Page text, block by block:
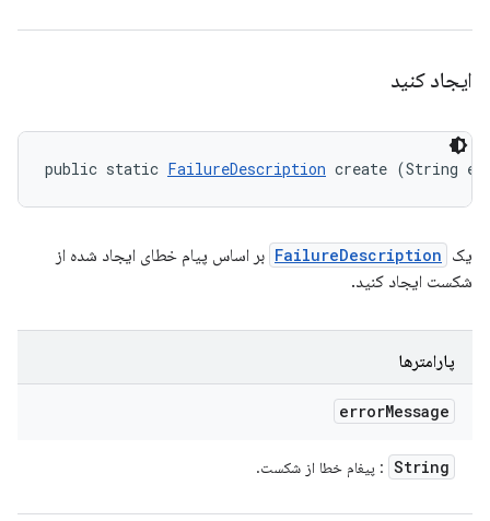
ایجاد کنید
public static FailureDescription create (String
یک FailureDescription بر اساس پیام خطای ایجاد شده از
شکست ایجاد کنید.
پارامترها
errorMessage
String : پیغام خطا از شکست.